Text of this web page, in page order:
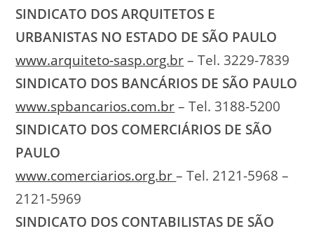
SINDICATO DOS ARQUITETOS E
URBANISTAS NO ESTADO DE SÃO PAULO
www.arquiteto-sasp.org.br – Tel. 3229-7839
SINDICATO DOS BANCÁRIOS DE SÃO PAULO
www.spbancarios.com.br – Tel. 3188-5200
SINDICATO DOS COMERCIÁRIOS DE SÃO
PAULO
www.comerciarios.org.br– Tel. 2121-5968 –
2121-5969
SINDICATO DOS CONTABILISTAS DE SÃO